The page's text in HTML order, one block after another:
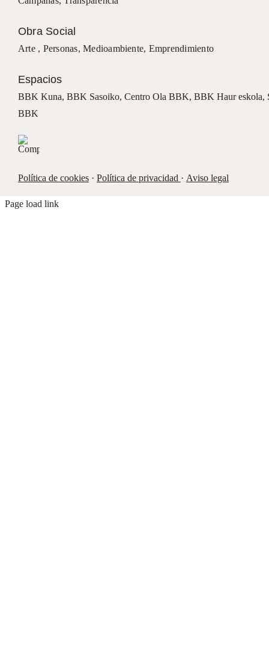
Obra Social
Arte , Personas,Medioambiente, Emprendimiento
Espacios
BBK Kuna, BBK Sasoiko, Centro Ola BBK, BBK Haur eskola,
BBK
Política de cookies· Política de privacidad · Aviso legal
Page load link